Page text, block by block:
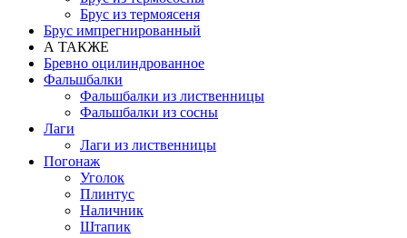
Брус из термоясеня
Брус импрегнированный
А ТАКЖЕ
Бревно оцилиндрованное
Фальшбалки
Фальшбалки из лиственницы
Фальшбалки из сосны
Лаги
Лаги из лиственницы
Погонаж
Уголок
Плинтус
Наличник
Штапик